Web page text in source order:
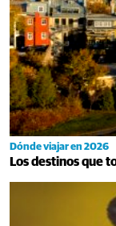
Dónde viajar en 2026
Los destinos que